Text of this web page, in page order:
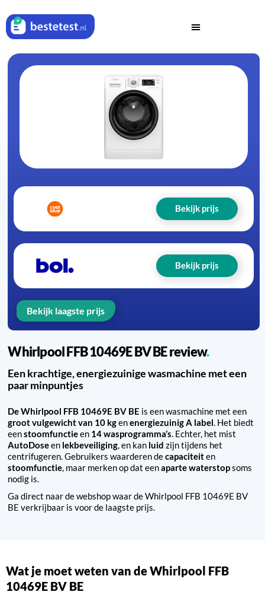
Whirlpool FFB 10469E BV BE review
Een krachtige, energiezuinige wasmachine met een
paar minpuntjes
De Whirlpool FFB 10469E BV BE is een wasmachine met een
groot vulgewicht van 10 kgenenergiezuinig A label. Het biedt
eenstoomfunctieen 14 wasprogramma’s. Echter, het mist
AutoDoseen lekbeveiliging, en kan luid zijn tijdens het
centrifugeren. Gebruikers waarderen decapaciteiten
stoomfunctie, maar merken op dat eenaparte waterstopsoms
nodig is.
Ga direct naar de webshop waar de Whirlpool FFB 10469E BV
BE verkrijbaar is voor de laagste prijs.
Bekijk prijs
Bekijk prijs
Bekijk laagste prijs
Wat je moet weten van de Whirlpool FFB
10469E BV BE